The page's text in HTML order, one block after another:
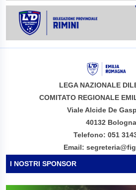
LEGA NAZIONALE
COMITATO REGIONALE
Viale Alcide De
40132 Bologna
Telefono: 051
Email:
I NOSTRI SPONSOR